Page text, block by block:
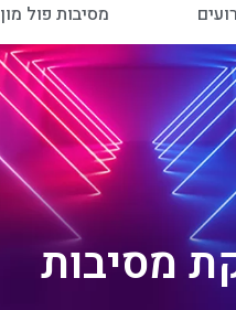
מסיבות פול מון
מסיבות